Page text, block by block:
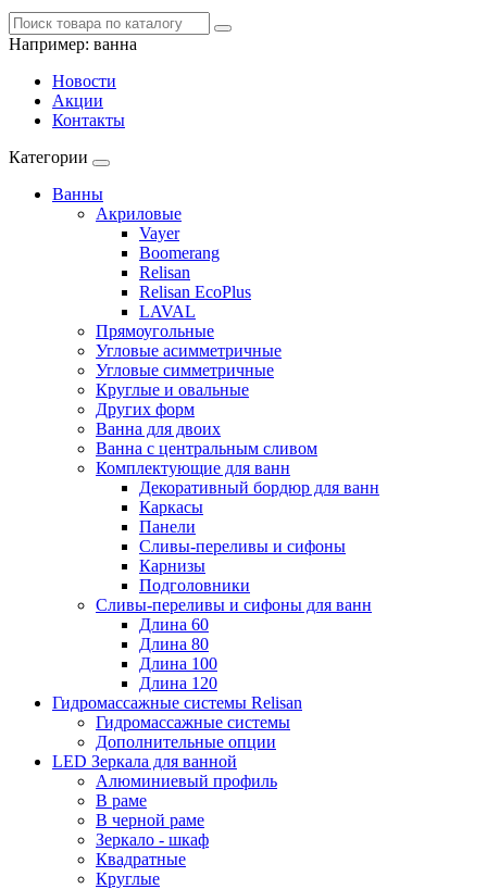
Например: ванна
Новости
Акции
Контакты
Категории
Ванны
Акриловые
Vayer
Boomerang
Relisan
Relisan EcoPlus
LAVAL
Прямоугольные
Угловые асимметричные
Угловые симметричные
Круглые и овальные
Других форм
Ванна для двоих
Ванна с центральным сливом
Комплектующие для ванн
Декоративный бордюр для ванн
Каркасы
Панели
Сливы-переливы и сифоны
Карнизы
Подголовники
Сливы-переливы и сифоны для ванн
Длина 60
Длина 80
Длина 100
Длина 120
Гидромассажные системы Relisan
Гидромассажные системы
Дополнительные опции
LED Зеркала для ванной
Алюминиевый профиль
В раме
В черной раме
Зеркало - шкаф
Квадратные
Круглые